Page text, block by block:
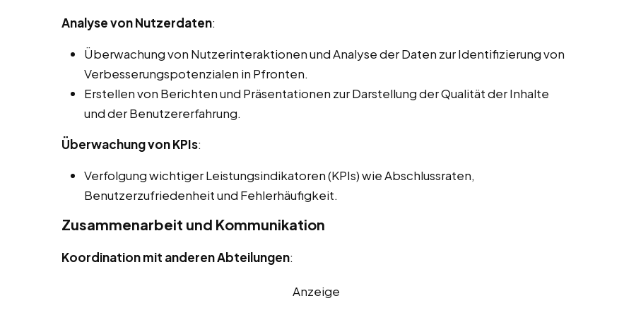
Analyse von Nutzerdaten:
Überwachung von Nutzerinteraktionen und Analyse der Daten zur Identifizierung von
Verbesserungspotenzialen in Pfronten.
Erstellen von Berichten und Präsentationen zur Darstellung der Qualität der Inhalte
und der Benutzererfahrung.
Überwachung von KPIs:
Verfolgung wichtiger Leistungsindikatoren (KPIs) wie Abschlussraten,
Benutzerzufriedenheit und Fehlerhäufigkeit.
Zusammenarbeit und Kommunikation
Koordination mit anderen Abteilungen:
Anzeige